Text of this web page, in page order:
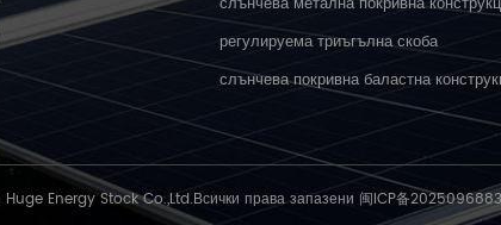
регулируема триъгълна скоба
слънчева покривна баластна
Energy Stock Co.,Ltd.Всички права запазени 闽ICP备